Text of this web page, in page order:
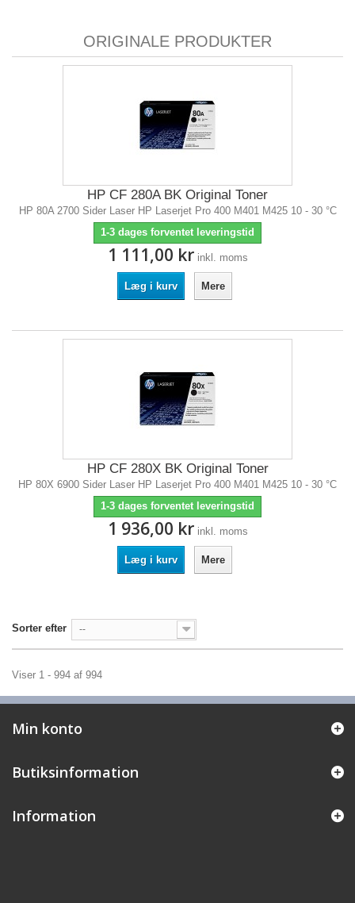
ORIGINALE PRODUKTER
HP CF 280A BK Original Toner
HP 80A 2700 Sider Laser HP Laserjet Pro 400 M401 M425 10 - 30 °C
1-3 dages forventet leveringstid
1 111,00 kr inkl. moms
Læg i kurv Mere
HP CF 280X BK Original Toner
HP 80X 6900 Sider Laser HP Laserjet Pro 400 M401 M425 10 - 30 °C
1-3 dages forventet leveringstid
1 936,00 kr inkl. moms
Læg i kurv Mere
Sorter efter --
Viser 1 - 994 af 994
Min konto
Butiksinformation
Information